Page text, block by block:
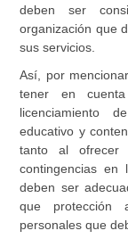
deben ser
organización que
sus servicios.
Así, por
tener en
licenciamiento
educativo y
tanto al ofrecer
contingencias en
deben ser
que protección
personales que